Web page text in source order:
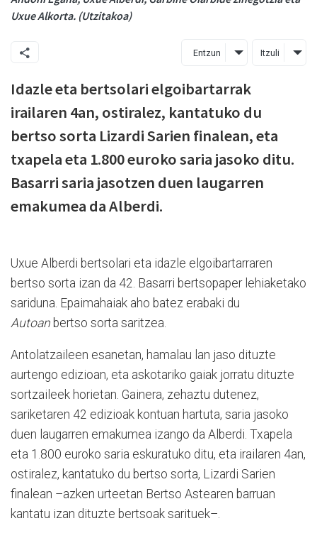
Uxue Alkorta. (Utzitakoa)
Entzun Itzuli
Idazle eta bertsolari elgoibartarrak
irailaren 4an, ostiralez, kantatuko du
bertso sorta Lizardi Sarien finalean, eta
txapela eta 1.800 euroko saria jasoko ditu.
Basarri saria jasotzen duen laugarren
emakumea da Alberdi.
Uxue Alberdi bertsolari eta idazle elgoibartarraren
bertso sorta izan da 42. Basarri bertsopaper lehiaketako
sariduna. Epaimahaiak aho batez erabaki du
Autoan bertso sorta saritzea.
Antolatzaileen esanetan, hamalau lan jaso dituzte
aurtengo edizioan, eta askotariko gaiak jorratu dituzte
sortzaileek horietan. Gainera, zehaztu dutenez,
sariketaren 42 edizioak kontuan hartuta, saria jasoko
duen laugarren emakumea izango da Alberdi. Txapela
eta 1.800 euroko saria eskuratuko ditu, eta irailaren 4an,
ostiralez, kantatuko du bertso sorta, Lizardi Sarien
finalean –azken urteetan Bertso Astearen barruan
kantatu izan dituzte bertsoak sarituek–.